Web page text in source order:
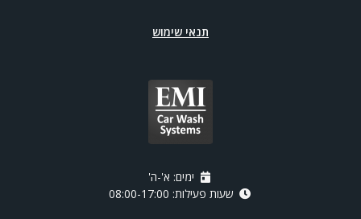
תנאי שימוש
ימים: א'-ה'
שעות פעילות: 08:00-17:00